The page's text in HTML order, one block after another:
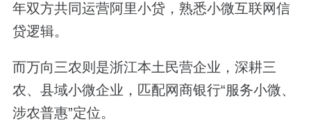
年双方共同运营阿里小贷，熟悉小微互联网信
贷逻辑。
而万向三农则是浙江本土民营企业，深耕三
农、县域小微企业，匹配网商银行“服务小微、
涉农普惠”定位。